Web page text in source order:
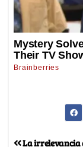
La irrelevancia